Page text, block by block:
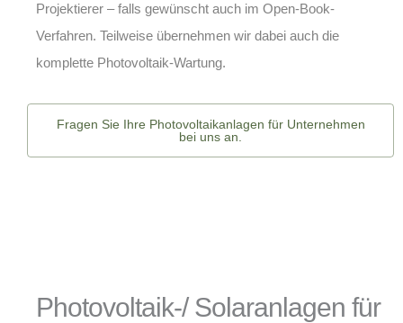
Projektierer – falls gewünscht auch im Open-Book-
Verfahren. Teilweise übernehmen wir dabei auch die
komplette Photovoltaik-Wartung.
Fragen Sie Ihre Photovoltaikanlagen für Unternehmen
bei uns an.
Photovoltaik-/ Solaranlagen für